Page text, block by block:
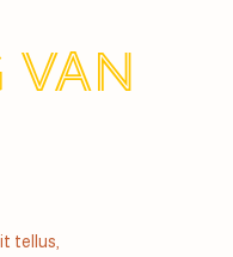
VAN
tellus,